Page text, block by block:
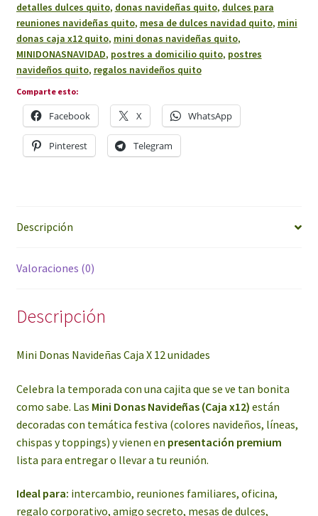
detalles dulces quito, donas navideñas quito, dulces para
reuniones navideñas quito, mesa de dulces navidad quito, mini
donas caja x12 quito, mini donas navideñas quito,
MINIDONASNAVIDAD, postres a domicilio quito, postres
navideños quito, regalos navideños quito
Comparte esto:
Facebook X WhatsApp
Pinterest Telegram
Descripción
Valoraciones (0)
Descripción
Mini Donas Navideñas Caja X 12 unidades
Celebra la temporada con una cajita que se ve tan bonita
como sabe. Las Mini Donas Navideñas (Caja x12) están
decoradas con temática festiva (colores navideños, líneas,
chispas y toppings) y vienen en presentación premium
lista para entregar o llevar a tu reunión.
Ideal para: intercambio, reuniones familiares, oficina,
regalo corporativo, amigo secreto, mesas de dulces,